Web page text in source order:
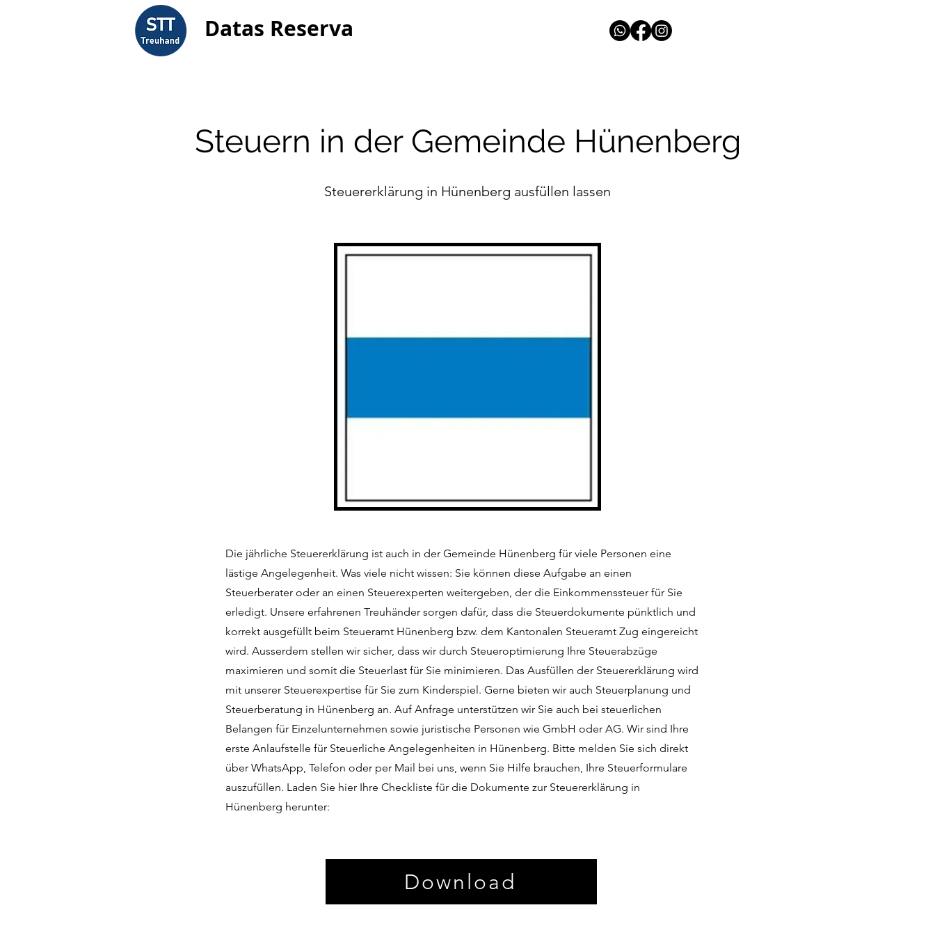
Datas Reserva
Steuern in der Gemeinde Hünenberg
Steuererklärung in Hünenberg ausfüllen lassen
Die jährliche Steuererklärung ist auch in der Gemeinde Hünenberg für viele Personen eine
lästige Angelegenheit. Was viele nicht wissen: Sie können diese Aufgabe an einen
Steuerberater oder an einen Steuerexperten weitergeben, der die Einkommenssteuer für Sie
erledigt. Unsere erfahrenen Treuhänder sorgen dafür, dass die Steuerdokumente pünktlich und
korrekt ausgefüllt beim Steueramt Hünenberg bzw. dem Kantonalen Steueramt Zug eingereicht
wird. Ausserdem stellen wir sicher, dass wir durch Steueroptimierung Ihre Steuerabzüge
maximieren und somit die Steuerlast für Sie minimieren. Das Ausfüllen der Steuererklärung wird
mit unserer Steuerexpertise für Sie zum Kinderspiel. Gerne bieten wir auch Steuerplanung und
Steuerberatung in Hünenberg an. Auf Anfrage unterstützen wir Sie auch bei steuerlichen
Belangen für Einzelunternehmen sowie juristische Personen wie GmbH oder AG. Wir sind Ihre
erste Anlaufstelle für Steuerliche Angelegenheiten in Hünenberg. Bitte melden Sie sich direkt
über WhatsApp, Telefon oder per Mail bei uns, wenn Sie Hilfe brauchen, Ihre Steuerformulare
auszufüllen. Laden Sie hier Ihre Checkliste für die Dokumente zur Steuererklärung in
Hünenberg herunter:
Download